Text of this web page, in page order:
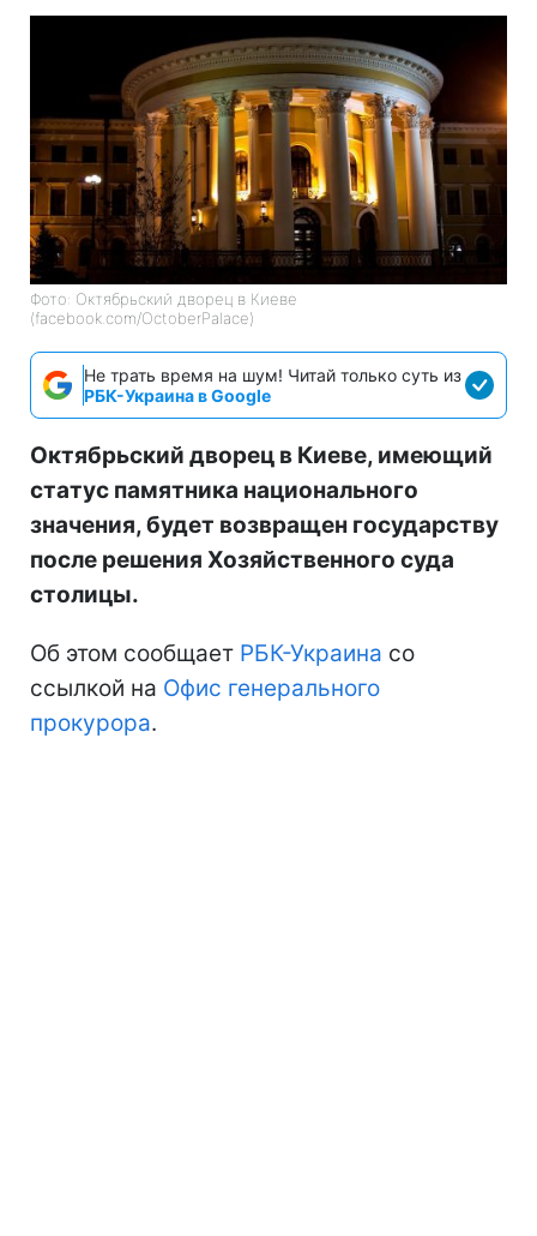
Фото: Октябрьский дворец в Киеве
(facebook.com/OctoberPalace)
Не трать время на шум! Читай только суть из
РБК-Украина в Google
Октябрьский дворец в Киеве, имеющий
статус памятника национального
значения, будет возвращен государству
после решения Хозяйственного суда
столицы.
Об этом сообщает РБК-Украина со
ссылкой на Офис генерального
прокурора.